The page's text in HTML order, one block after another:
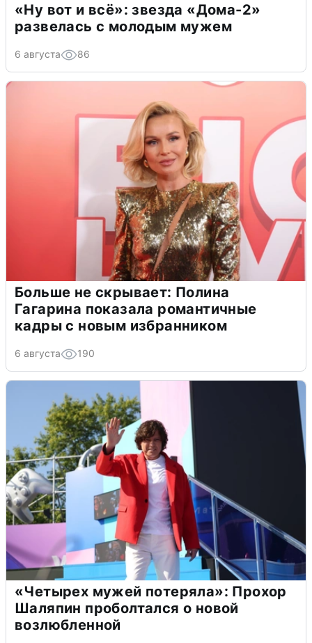
«Ну вот и всё»: звезда «Дома-2»
развелась с молодым мужем
6 августа 86
Больше не скрывает: Полина
Гагарина показала романтичные
кадры с новым избранником
6 августа 190
«Четырех мужей потеряла»: Прохор
Шаляпин проболтался о новой
возлюбленной